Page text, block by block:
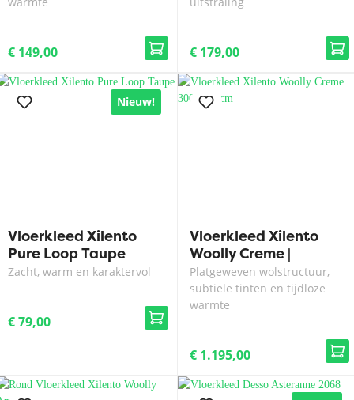
€ 149,00 € 179,00
Nieuw!
Vloerkleed Xilento
Pure Loop Taupe
Zacht, warm en karaktervol
€ 79,00
Vloerkleed Xilento
Woolly Creme |
300x400 cm
Platgeweven wolstructuur,
subtiele tinten en tijdloze
warmte
€ 1.195,00